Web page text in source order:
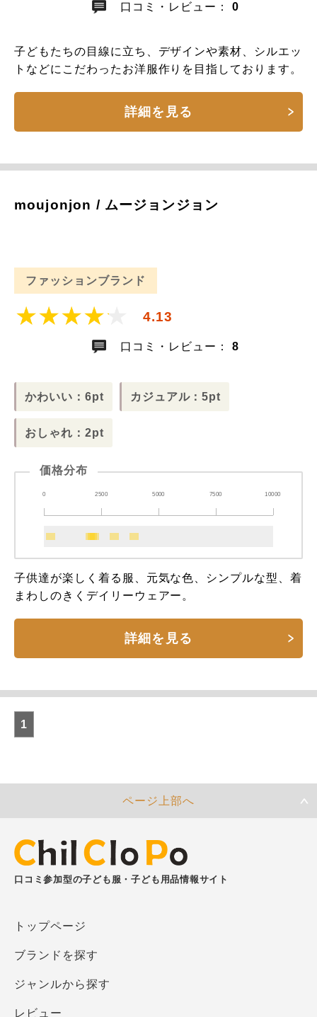
口コミ・レビュー： 0
子どもたちの目線に立ち、デザインや素材、シルエッ
トなどにこだわったお洋服作りを目指しております。
詳細を見る
moujonjon / ムージョンジョン
ファッションブランド
4.13
口コミ・レビュー： 8
かわいい：6pt カジュアル：5pt
おしゃれ：2pt
価格分布
0 2500 5000 7500 10000
子供達が楽しく着る服、元気な色、シンプルな型、着
まわしのきくデイリーウェアー。
詳細を見る
1
ページ上部へ
口コミ参加型の子ども服・子ども用品情報サイト
トップページ
ブランドを探す
ジャンルから探す
レビュー